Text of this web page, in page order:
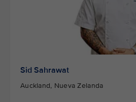
Sid Sahrawat
Auckland, Nueva Zelanda